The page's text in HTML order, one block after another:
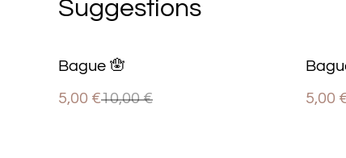
Suggestions
%
Bague 🪬
5,00 €10,00 €
%
5,00